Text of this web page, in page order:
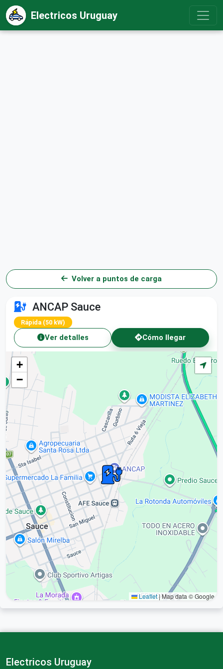
Electricos Uruguay
Volver a puntos de carga
ANCAP Sauce
Rápida (50 kW)
Ver detalles Cómo llegar
+
−
Leaflet|Map data © Google
Electricos Uruguay